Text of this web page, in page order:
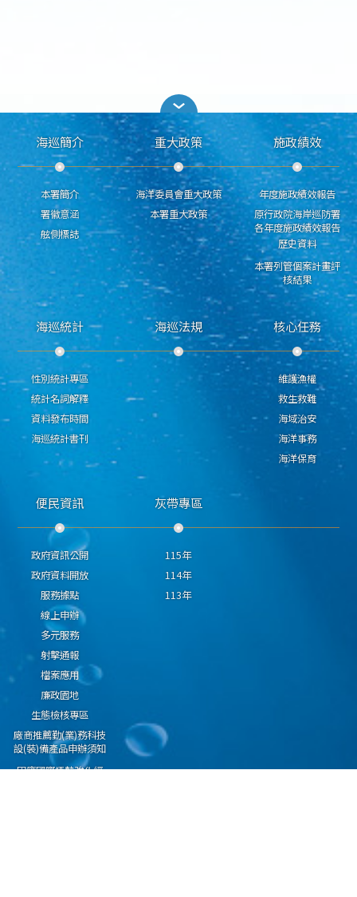
海巡簡介
本署簡介
署徽意涵
舷側標誌
重大政策
海洋委員會重大政策
本署重大政策
施政績效
年度施政績效報告
原行政院海岸巡防署
各年度施政績效報告
歷史資料
本署列管個案計畫評
核結果
海巡統計
性別統計專區
統計名詞解釋
資料發布時間
海巡統計書刊
海巡法規 核心任務
維護漁權
救生救難
海域治安
海洋事務
海洋保育
便民資訊
政府資訊公開
政府資料開放
服務據點
線上申辦
多元服務
射擊通報
檔案應用
廉政園地
生態檢核專區
廠商推薦勤(業)務科技
設(裝)備產品申辦須知
因應國際情勢強化經
灰帶專區
115年
114年
113年